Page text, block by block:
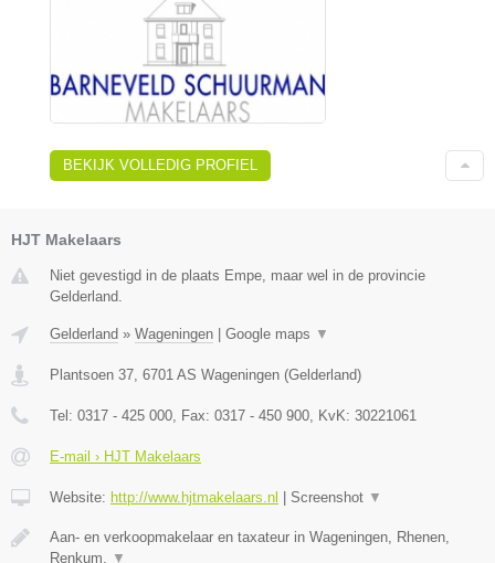
BEKIJK VOLLEDIG PROFIEL
HJT Makelaars
Niet gevestigd in de plaats Empe, maar wel in de provincie
Gelderland.
Gelderland » Wageningen | Google maps ▼
Plantsoen 37 6701 AS Wageningen (Gelderland)
Tel: 0317 - 425 000 , Fax: 0317 - 450 900 , KvK: 30221061
E-mail › HJT Makelaars
Website: http://www.hjtmakelaars.nl | Screenshot ▼
Aan- en verkoopmakelaar en taxateur in Wageningen, Rhenen,
Renkum,
▼